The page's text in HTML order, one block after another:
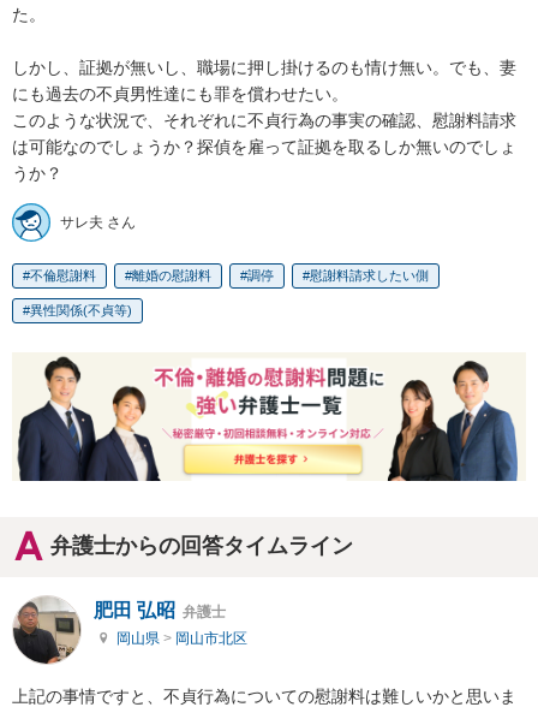
た。
しかし、証拠が無いし、職場に押し掛けるのも情け無い。でも、妻
にも過去の不貞男性達にも罪を償わせたい。
このような状況で、それぞれに不貞行為の事実の確認、慰謝料請求
は可能なのでしょうか？探偵を雇って証拠を取るしか無いのでしょ
うか？
サレ夫 さん
不倫慰謝料 離婚の慰謝料 調停 慰謝料請求したい側
異性関係(不貞等)
弁護士からの回答タイムライン
肥田 弘昭 弁護士
岡山県 > 岡山市北区
上記の事情ですと、不貞行為についての慰謝料は難しいかと思いま